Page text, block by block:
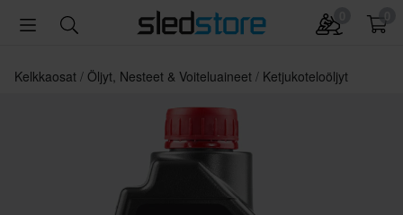
Kelkkaosat Öljyt, Nesteet & Voiteluaineet Ketjukoteloöljyt